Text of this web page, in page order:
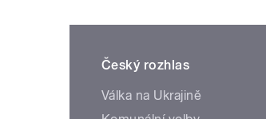
Český rozhlas
Válka na Ukrajině